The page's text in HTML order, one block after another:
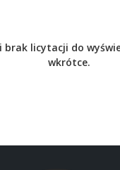
brak licytacji do
wkrótce.